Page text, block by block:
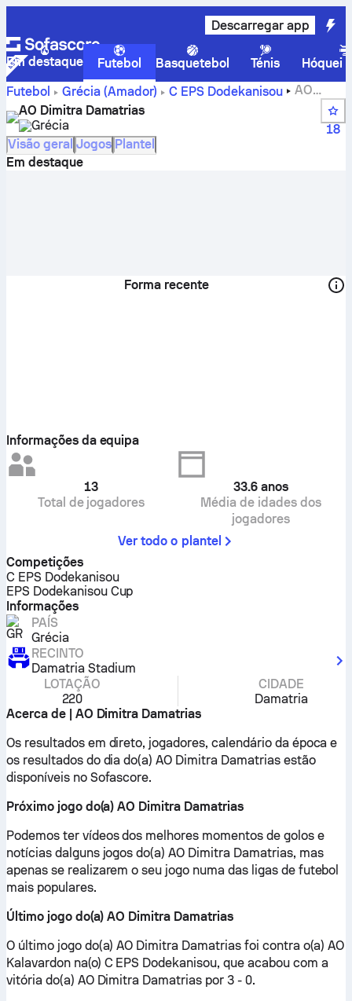
Descarregar app
Em destaque Futebol Basquetebol Ténis
Hóquei
Futebol
Grécia(Amador) C EPS Dodekanisou
AO
Dimitra Damatrias – resultados, encontros, classificação e
estatísticas dos jogadores
AO Dimitra Damatrias
Grécia
18
Visão geral Jogos Plantel
Em destaque
Forma recente
Informações da equipa
13
Total de jogadores
33.6 anos
Média de idades dos
jogadores
Ver todo o plantel
Competições
C EPS Dodekanisou
EPS Dodekanisou Cup
Informações
PAÍS
Grécia
RECINTO
Damatria Stadium
LOTAÇÃO
220
CIDADE
Damatria
Acerca de | AO Dimitra Damatrias
Os resultados em direto, jogadores, calendário da época e
os resultados do dia do(a) AO Dimitra Damatrias estão
disponíveis no Sofascore.
Próximo jogo do(a) AO Dimitra Damatrias
Podemos ter vídeos dos melhores momentos de golos e
notícias dalguns jogos do(a) AO Dimitra Damatrias, mas
apenas se realizarem o seu jogo numa das ligas de futebol
mais populares.
Último jogo do(a) AO Dimitra Damatrias
O último jogo do(a) AO Dimitra Damatrias foi contra o(a) AO
Kalavardon na(o) C EPS Dodekanisou, que acabou com a
vitória do(a) AO Dimitra Damatrias por 3 - 0.